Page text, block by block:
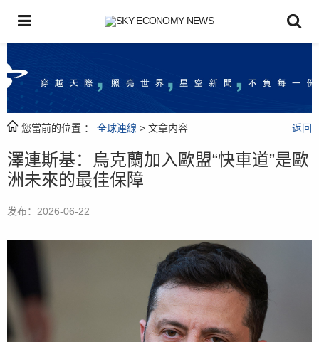
您當前的位置 ： 全球連線 > 文章内容 返回
澤連斯基：烏克蘭加入歐盟“快車道”是歐
洲未來的最佳保障
发布：2026-06-22